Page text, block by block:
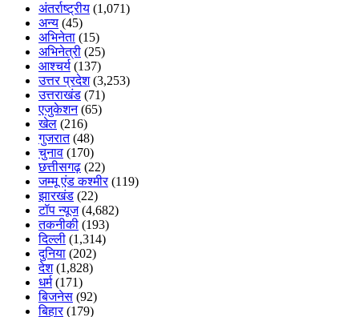
अंतर्राष्ट्रीय (1,071)
अन्य (45)
अभिनेता (15)
अभिनेत्री (25)
आश्चर्य (137)
उत्तर प्रदेश(3,253)
उत्तराखंड (71)
एजुकेशन(65)
खेल (216)
गुजरात(48)
चुनाव (170)
छत्तीसगढ़ (22)
जम्मू एंड कश्मीर(119)
झारखंड (22)
टॉप न्यूज(4,682)
तकनीकी (193)
दिल्ली (1,314)
दुनिया (202)
देश(1,828)
धर्म(171)
बिजनेस (92)
बिहार(179)